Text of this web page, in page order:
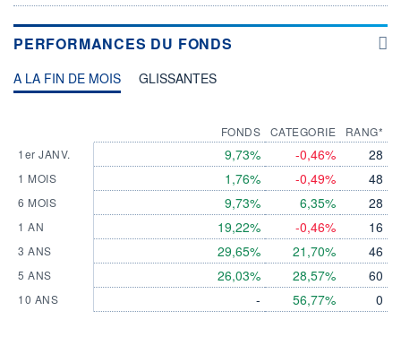
PERFORMANCES DU FONDS
A LA FIN DE MOIS GLISSANTES
1er JANV.
1 MOIS
6 MOIS
1 AN
3 ANS
5 ANS
10 ANS
FONDS
9,73%
1,76%
9,73%
19,22%
29,65%
26,03%
-
CATEGORIE
-0,46%
-0,49%
6,35%
-0,46%
21,70%
28,57%
56,77%
RANG*
28
48
28
16
46
60
0